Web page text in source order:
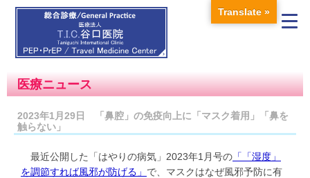
医療ニュース
2023年1月29日 「鼻腔」の免疫向上に「マスク着用」「鼻を
触らない」
最近公開した「はやりの病気」2023年1月号の 「「湿度」
を調節すれば風邪が防げる」 で、マスクはなぜ風邪予防に有
Translate »